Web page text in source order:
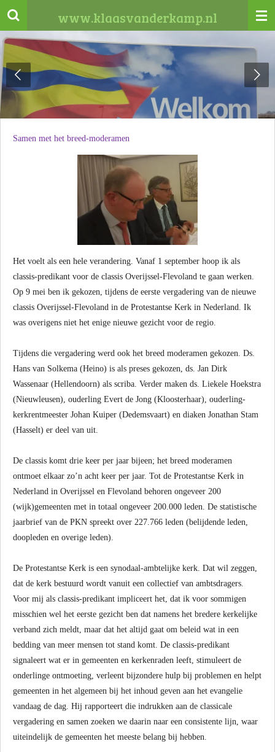
Ga
naar
hoofdinhoud
www.klaasvanderkamp.nl
Samen met het breed-moderamen
Het voelt als een hele verandering. Vanaf 1 september hoop ik als
classis-predikant voor de classis Overijssel-Flevoland te gaan werken.
Op 9 mei ben ik gekozen, tijdens de eerste vergadering van de nieuwe
classis Overijssel-Flevoland in de Protestantse Kerk in Nederland. Ik
was overigens niet het enige nieuwe gezicht voor de regio.
Tijdens die vergadering werd ook het breed moderamen gekozen. Ds.
Hans van Solkema (Heino) is als preses gekozen, ds. Jan Dirk
Wassenaar (Hellendoorn) als scriba. Verder maken ds. Liekele Hoekstra
(Nieuwleusen), ouderling Evert de Jong (Kloosterhaar), ouderling-
kerkrentmeester Johan Kuiper (Dedemsvaart) en diaken Jonathan Stam
(Hasselt) er deel van uit.
De classis komt drie keer per jaar bijeen; het breed moderamen
ontmoet elkaar zo’n acht keer per jaar. Tot de Protestantse Kerk in
Nederland in Overijssel en Flevoland behoren ongeveer 200
(wijk)gemeenten met in totaal ongeveer 200.000 leden. De statistische
jaarbrief van de PKN spreekt over 227.766 leden (belijdende leden,
doopleden en overige leden).
De Protestantse Kerk is een synodaal-ambtelijke kerk. Dat wil zeggen,
dat de kerk bestuurd wordt vanuit een collectief van ambtsdragers.
Voor mij als classis-predikant impliceert het, dat ik voor sommigen
misschien wel het eerste gezicht ben dat namens het bredere kerkelijke
verband zich meldt, maar dat het altijd gaat om beleid wat in een
bedding van meer mensen tot stand komt. De classis-predikant
signaleert wat er in gemeenten en kerkenraden leeft, stimuleert de
onderlinge ontmoeting, verleent bijzondere hulp bij problemen en helpt
gemeenten in het algemeen bij het inhoud geven aan het evangelie
vandaag de dag. Hij rapporteert die indrukken aan de classicale
vergadering en samen zoeken we daarin naar een consistente lijn, waar
uiteindelijk de gemeenten het meeste belang bij hebben.